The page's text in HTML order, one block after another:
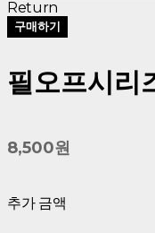
Return
구매하기
필오프시리
8,500원
추가 금액